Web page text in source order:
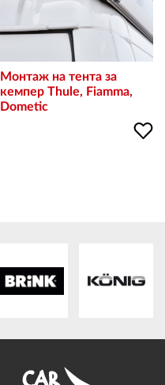
Монтаж на тента за
кемпер Thule, Fiamma,
Dometic